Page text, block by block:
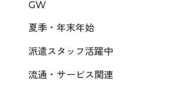
GW
夏季・年末年始
派遣スタッフ活躍中
流通・サービス関連